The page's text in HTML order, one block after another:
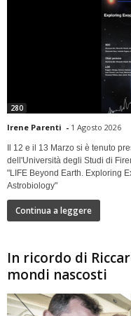
280
Irene Parenti - 1 Agosto 2026
Il 12 e il 13 Marzo si è tenuto
dell'Università degli Studi di
"LIFE Beyond Earth. Exploring
Astrobiology"
Continua a leggere
In ricordo di
mondi nascosti